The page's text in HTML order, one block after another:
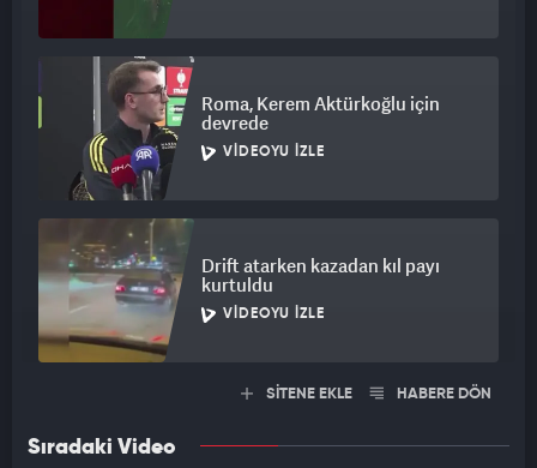
Roma, Kerem Aktürkoğlu için
devrede
VIDEOYU İZLE
Drift atarken kazadan kıl payı
kurtuldu
VIDEOYU İZLE
SİTENE EKLE HABERE DÖN
Sıradaki Video